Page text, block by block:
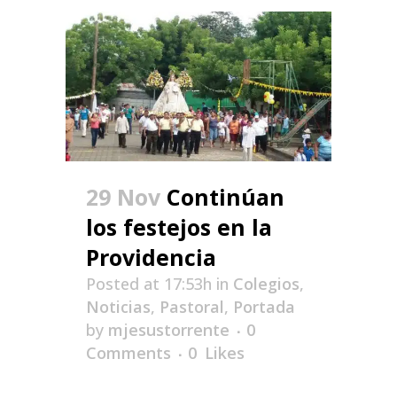
29 Nov Continúan
los festejos en la
Providencia
Posted at 17:53h in Colegios,
Noticias, Pastoral, Portada
by mjesustorrente
0
Comments
0 Likes